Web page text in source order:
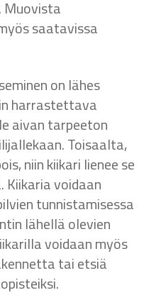
saatavissa
on lähes
harrastettava
aivan tarpeeton
Toisaalta,
niin kiikari lienee se
voidaan
tunnistamisessa
lähellä olevien
voidaan myös
tai etsiä